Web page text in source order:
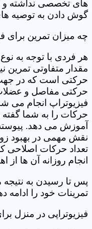
های تخصصی نداشته و
گوش دادن به توصیه
چه میزان تمرین برای
هر فردی با توجه به
مقدار متفاوتی تمرین
حرکتی است که در
حرکتی مفاصل و
فیزیوتراپ انجام می
حرکات را به شما گفته
آموزش می دهد.
نقش مهمی در بهبود
تعداد حرکات اصلاحی که
انجام روزانه آن ها
پس تا رسیدن به نتیجه
تمرینات خود را ادامه
فیزیوتراپی در منزل